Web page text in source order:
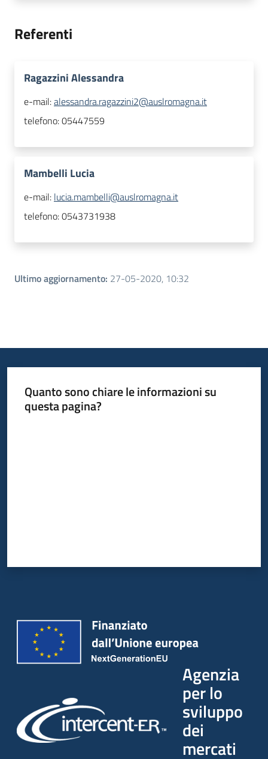
Referenti
Ragazzini Alessandra
e-mail:alessandra.ragazzini2@auslromagna.it
telefono:05447559
Mambelli Lucia
e-mail: lucia.mambelli@auslromagna.it
telefono:0543731938
Ultimo aggiornamento: 27-05-2020, 10:32
Quanto sono chiare le informazioni su
questa pagina?
Agenzia
per lo
sviluppo
dei
mercati